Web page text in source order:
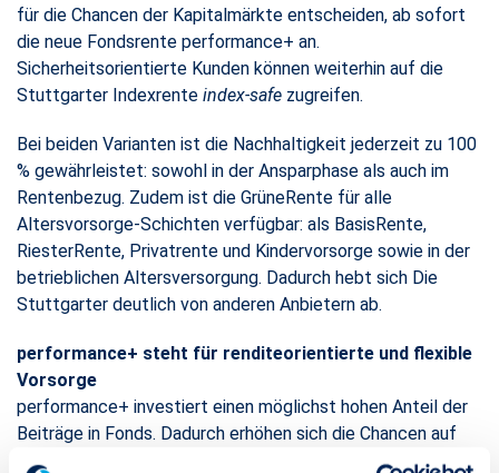
für die Chancen der Kapitalmärkte entscheiden, ab sofort
die neue Fondsrente performance+ an.
Sicherheitsorientierte Kunden können weiterhin auf die
Stuttgarter Indexrente index-safe zugreifen.
Bei beiden Varianten ist die Nachhaltigkeit jederzeit zu 100
% gewährleistet: sowohl in der Ansparphase als auch im
Rentenbezug. Zudem ist die GrüneRente für alle
Altersvorsorge-Schichten verfügbar: als BasisRente,
RiesterRente, Privatrente und Kindervorsorge sowie in der
betrieblichen Altersversorgung. Dadurch hebt sich Die
Stuttgarter deutlich von anderen Anbietern ab.
performance+ steht für renditeorientierte und flexible
Vorsorge
performance+ investiert einen möglichst hohen Anteil der
Beiträge in Fonds. Dadurch erhöhen sich die Chancen auf
eine attraktive Rendite. Gleichzeitig zeichnet sich das neue